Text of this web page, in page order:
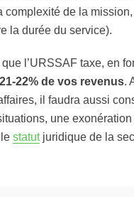
complexité de la
la durée du service).
l’URSSAF taxe, en
21-22% de vos revenus.
il faudra aussi
une
statutjuridique de la